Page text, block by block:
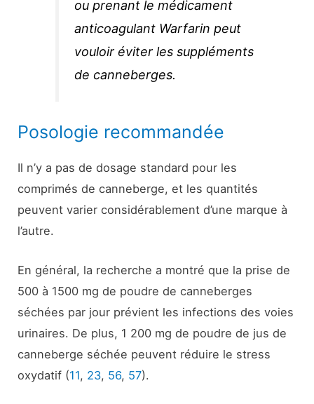
ou prenant le médicament
anticoagulant Warfarin peut
vouloir éviter les suppléments
de canneberges.
Posologie recommandée
Il n’y a pas de dosage standard pour les
comprimés de canneberge, et les quantités
peuvent varier considérablement d’une marque à
l’autre.
En général, la recherche a montré que la prise de
500 à 1500 mg de poudre de canneberges
séchées par jour prévient les infections des voies
urinaires. De plus, 1 200 mg de poudre de jus de
canneberge séchée peuvent réduire le stress
oxydatif (11, 23, 56, 57).